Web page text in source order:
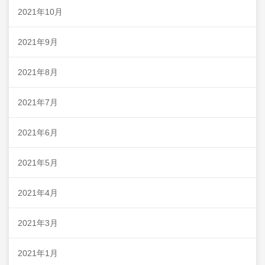
2021年10月
2021年9月
2021年8月
2021年7月
2021年6月
2021年5月
2021年4月
2021年3月
2021年1月